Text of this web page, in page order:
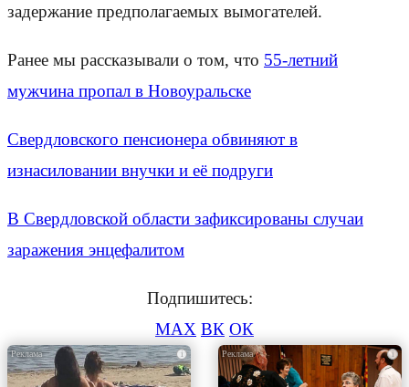
задержание предполагаемых вымогателей.
Ранее мы рассказывали о том, что 55-летний
мужчина пропал в Новоуральске
Свердловского пенсионера обвиняют в
изнасиловании внучки и её подруги
В Свердловской области зафиксированы случаи
заражения энцефалитом
Подпишитесь:
MAX ВК ОК
i i